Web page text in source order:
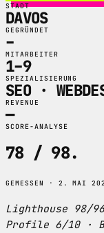
STADT
DAVOS
GEGRÜNDET
–
MITARBEITER
1–9
SPEZIALISIERUNG
SEO ·
REVENUE
—
SCORE-ANALYSE
78 / 98.
GEMESSEN · 2. MAI
Lighthouse 98/
Profile 6/10 ·